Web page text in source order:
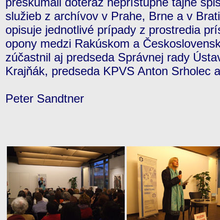
služieb z archívov v Prahe, Brne a v
opisuje jednotlivé prípady z prostredia
opony medzi Rakúskom a
zúčastnil aj predseda Správnej rady
Krajňák, predseda KPVS Anton Srholec
Peter Sandtner